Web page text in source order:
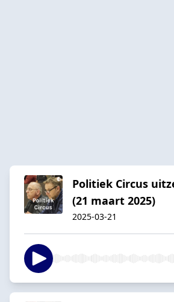
Politiek Circus
(21 maart 2025)
2025-03-21